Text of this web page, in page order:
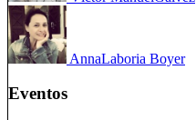
AnnaLaboria Boyer
Eventos